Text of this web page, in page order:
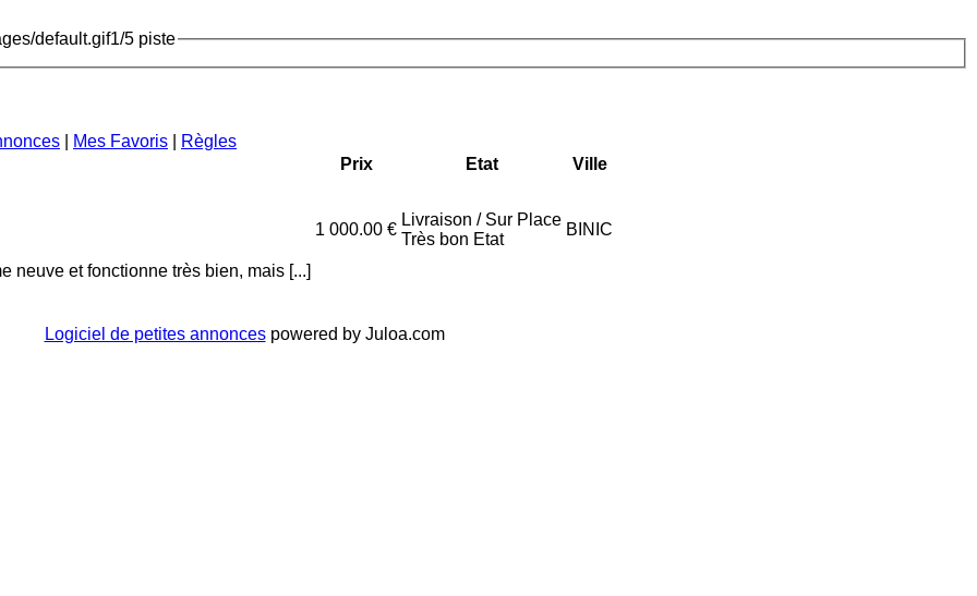
1/5 piste
Mes Favoris
Règles
Prix
Etat Ville
neuve et fonctionne très bien, mais [...]
1 000.00 €
Livraison / Sur Place
Très bon Etat
BINIC
Logiciel de petites annoncespowered by Juloa.com